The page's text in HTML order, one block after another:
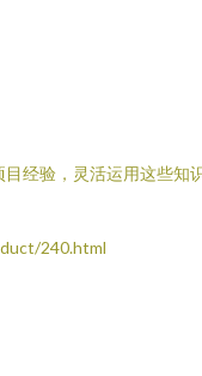
经验，灵活运用这些知
240.html